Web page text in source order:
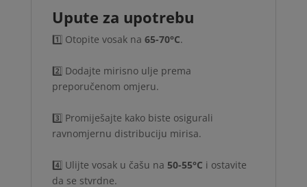
Upute za upotrebu
1️⃣ Otopite vosak na 65-70°C.
2️⃣ Dodajte mirisno ulje prema
preporučenom omjeru.
3️⃣ Promiješajte kako biste osigurali
ravnomjernu distribuciju mirisa.
4️⃣ Ulijte vosak u čašu na 50-55°C i ostavite
da se stvrdne.